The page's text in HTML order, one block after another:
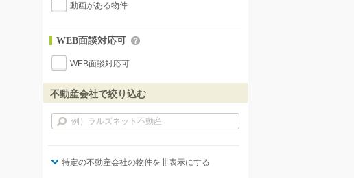
動画がある物件
WEB面談対応可
WEB面談対応可
不動産会社で絞り込む
特定の不動産会社の物件を非表示にする